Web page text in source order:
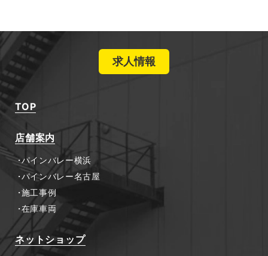
求人情報
TOP
店舗案内
パインバレー横浜
パインバレー名古屋
施工事例
在庫車両
ネットショップ